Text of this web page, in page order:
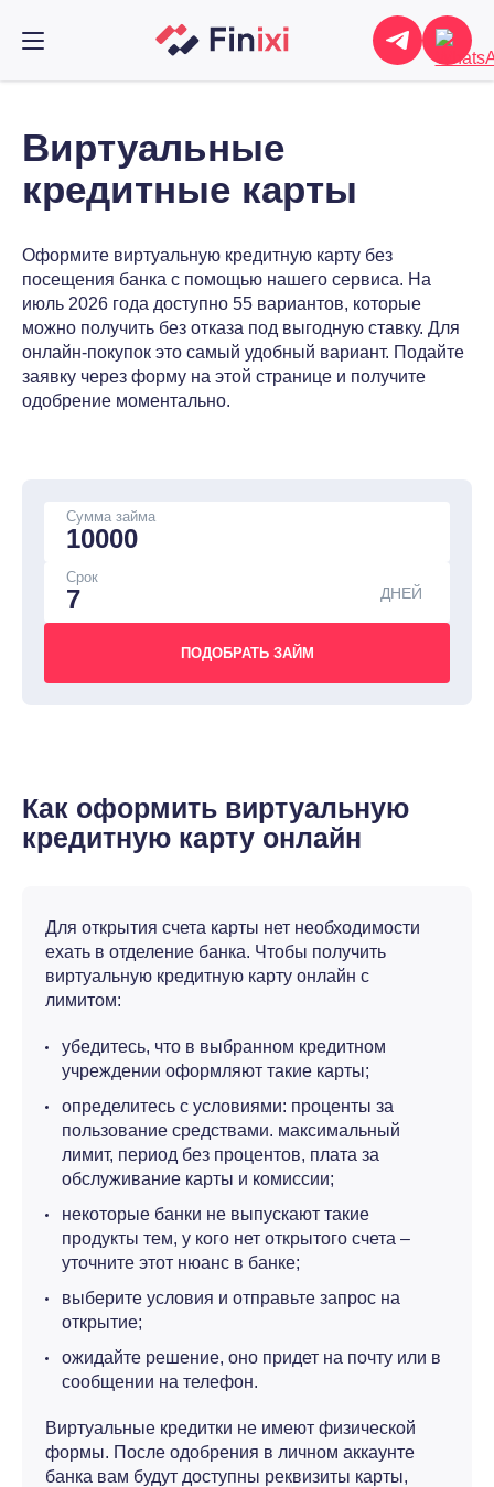
Виртуальные
кредитные карты
Оформите виртуальную кредитную карту без
посещения банка с помощью нашего сервиса. На
июль 2026 года доступно 55 вариантов, которые
можно получить без отказа под выгодную ставку. Для
онлайн-покупок это самый удобный вариант. Подайте
заявку через форму на этой странице и получите
одобрение моментально.
Сумма займа
Срок
ДНЕЙ
Как оформить виртуальную
кредитную карту онлайн
Для открытия счета карты нет необходимости
ехать в отделение банка. Чтобы получить
виртуальную кредитную карту онлайн с
лимитом:
убедитесь, что в выбранном кредитном
учреждении оформляют такие карты;
определитесь с условиями: проценты за
пользование средствами. максимальный
лимит, период без процентов, плата за
обслуживание карты и комиссии;
некоторые банки не выпускают такие
продукты тем, у кого нет открытого счета –
уточните этот нюанс в банке;
выберите условия и отправьте запрос на
открытие;
ожидайте решение, оно придет на почту или в
сообщении на телефон.
Виртуальные кредитки не имеют физической
формы. После одобрения в личном аккаунте
банка вам будут доступны реквизиты карты,